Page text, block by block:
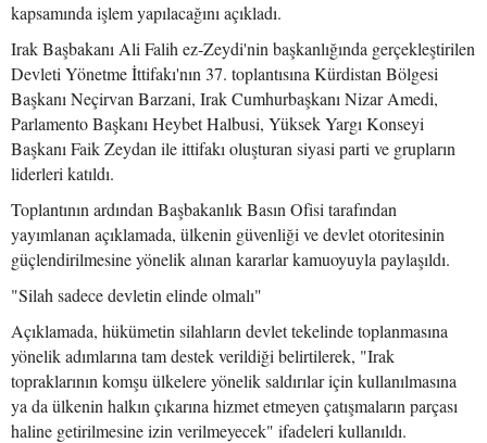
kapsamında işlem yapılacağını açıkladı.
Irak Başbakanı Ali Falih ez-Zeydi'nin başkanlığında gerçekleştirilen
Devleti Yönetme İttifakı'nın 37. toplantısına Kürdistan Bölgesi
Başkanı Neçirvan Barzani, Irak Cumhurbaşkanı Nizar Amedi,
Parlamento Başkanı Heybet Halbusi, Yüksek Yargı Konseyi
Başkanı Faik Zeydan ile ittifakı oluşturan siyasi parti ve grupların
liderleri katıldı.
Toplantının ardından Başbakanlık Basın Ofisi tarafından
yayımlanan açıklamada, ülkenin güvenliği ve devlet otoritesinin
güçlendirilmesine yönelik alınan kararlar kamuoyuyla paylaşıldı.
"Silah sadece devletin elinde olmalı"
Açıklamada, hükümetin silahların devlet tekelinde toplanmasına
yönelik adımlarına tam destek verildiği belirtilerek, "Irak
topraklarının komşu ülkelere yönelik saldırılar için kullanılmasına
ya da ülkenin halkın çıkarına hizmet etmeyen çatışmaların parçası
haline getirilmesine izin verilmeyecek" ifadeleri kullanıldı.